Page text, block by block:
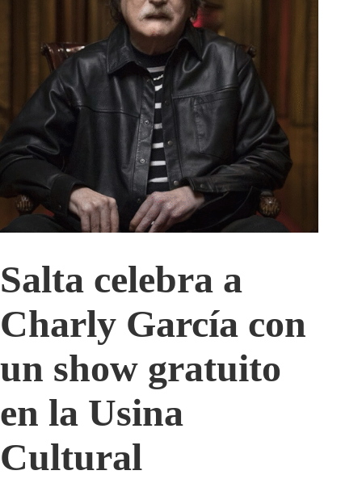
Salta celebra a
Charly García con
un show gratuito
en la Usina
Cultural